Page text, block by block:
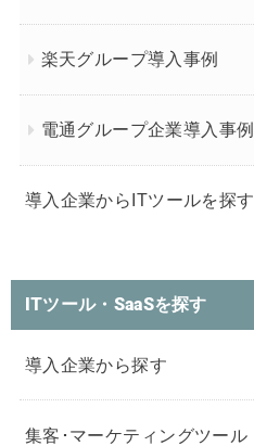
楽天グループ導入事例
電通グループ企業導入事例
導入企業からITツールを探す
ITツール・SaaSを探す
導入企業から探す
集客･マーケティングツール